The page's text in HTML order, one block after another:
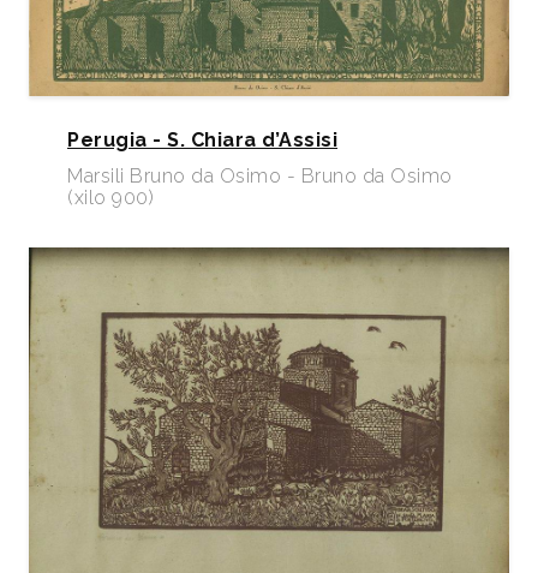
Perugia - S. Chiara d’Assisi
Marsili Bruno da Osimo - Bruno da Osimo
(xilo 900)